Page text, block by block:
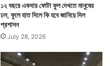
১২ বছরে একবার ফোটা ফুল দেখতে মানুষের
ঢল, ফুলে হাত দিলে কি হবে জানিয়ে দিল
প্রশাসন
July 28, 2026